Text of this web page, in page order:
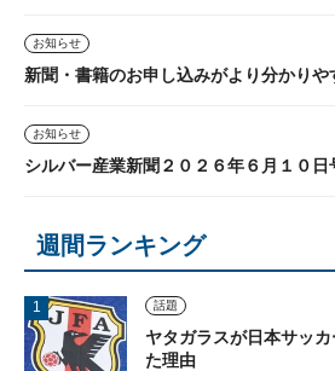
お知らせ
新聞・書籍のお申し込みがより分かりや
お知らせ
シルバー産業新聞２０２６年６月１０日
週間ランキング
話題
ヤタガラスが日本サッ
た理由